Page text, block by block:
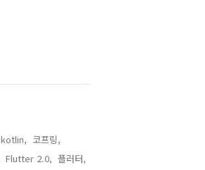
kotlin, 코프링,
Flutter 2.0, 플러터,